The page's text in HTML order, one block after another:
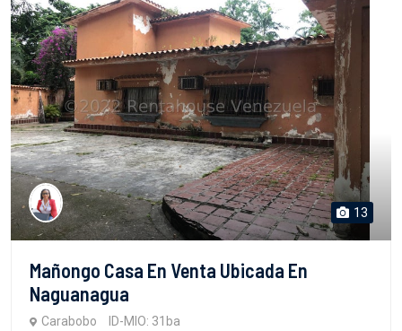
13
Mañongo Casa En Venta Ubicada En
Naguanagua
Carabobo ID-MIO: 31ba